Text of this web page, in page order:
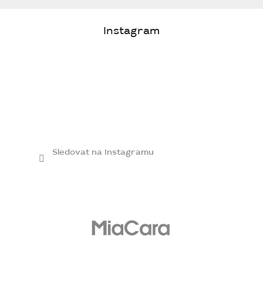
Instagram
Sledovat na Instagramu